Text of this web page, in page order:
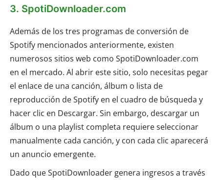
3. SpotiDownloader.com
Además de los tres programas de conversión de
Spotify mencionados anteriormente, existen
numerosos sitios web como SpotiDownloader.com
en el mercado. Al abrir este sitio, solo necesitas pegar
el enlace de una canción, álbum o lista de
reproducción de Spotify en el cuadro de búsqueda y
hacer clic en Descargar. Sin embargo, descargar un
álbum o una playlist completa requiere seleccionar
manualmente cada canción, y con cada clic aparecerá
un anuncio emergente.
Dado que SpotiDownloader genera ingresos a través